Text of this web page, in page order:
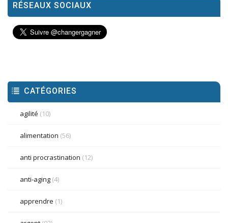
RÉSEAUX SOCIAUX
CATÉGORIES
agilité (10)
alimentation (56)
anti procrastination (12)
anti-aging (4)
apprendre (1)